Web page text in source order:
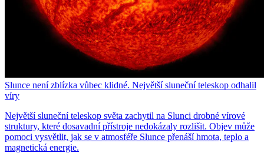
Slunce není zblízka vůbec klidné. Největší sluneční teleskop odhalil
víry
Největší sluneční teleskop světa zachytil na Slunci drobné vírové
struktury, které dosavadní přístroje nedokázaly rozlišit. Objev může
pomoci vysvětlit, jak se v atmosféře Slunce přenáší hmota, teplo a
magnetická energie.